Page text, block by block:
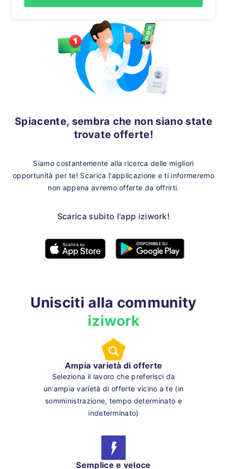
Spiacente, sembra che non siano state
trovate offerte!
Siamo costantemente alla ricerca delle migliori
opportunità per te! Scarica l'applicazione e ti informeremo
non appena avremo offerte da offrirti.
Scarica subito l'app iziwork!
Unisciti alla community
iziwork
Ampia varietà di offerte
Seleziona il lavoro che preferisci da
un'ampia varietà di offerte vicino a te (in
somministrazione, tempo determinato e
indeterminato)
Semplice e veloce